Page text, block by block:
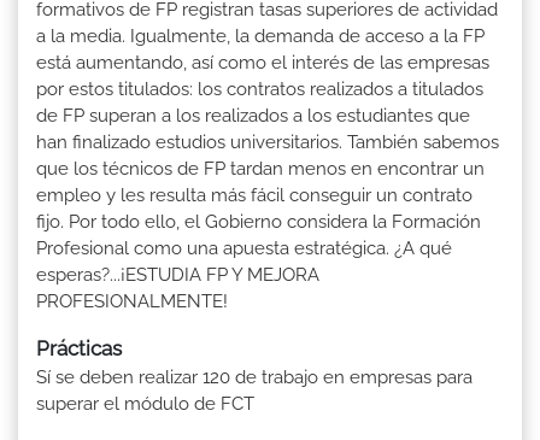
formativos de FP registran tasas superiores de actividad
a la media. Igualmente, la demanda de acceso a la FP
está aumentando, así como el interés de las empresas
por estos titulados: los contratos realizados a titulados
de FP superan a los realizados a los estudiantes que
han finalizado estudios universitarios. También sabemos
que los técnicos de FP tardan menos en encontrar un
empleo y les resulta más fácil conseguir un contrato
fijo. Por todo ello, el Gobierno considera la Formación
Profesional como una apuesta estratégica. ¿A qué
esperas?...¡ESTUDIA FP Y MEJORA
PROFESIONALMENTE!
Prácticas
Sí se deben realizar 120 de trabajo en empresas para
superar el módulo de FCT